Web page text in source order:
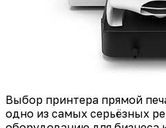
Выбор принтера прямой
одно из самых серьёзных